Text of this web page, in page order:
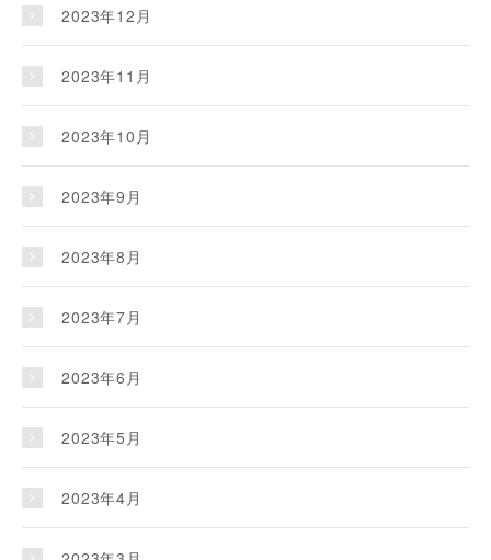
2023年12月
2023年11月
2023年10月
2023年9月
2023年8月
2023年7月
2023年6月
2023年5月
2023年4月